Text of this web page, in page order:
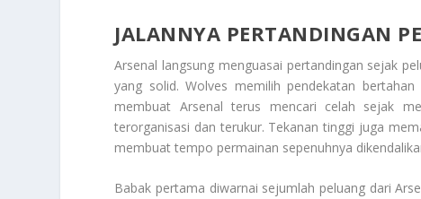
JALANNYA PERTANDINGAN
Arsenal langsung menguasai pertandingan sejak
yang solid. Wolves memilih pendekatan bertahan
membuat Arsenal terus mencari celah sejak
terorganisasi dan terukur. Tekanan tinggi juga
membuat tempo permainan sepenuhnya
Babak pertama diwarnai sejumlah peluang dari